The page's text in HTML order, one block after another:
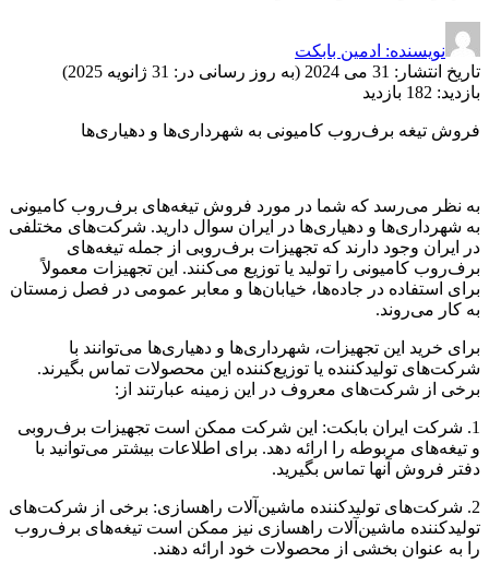
نویسنده: ادمین بابکت
تاریخ انتشار: 31 می 2024 (به روز رسانی در: 31 ژانویه 2025)
بازدید: 182 بازدید
فروش تیغه‌ برف‌روب کامیونی به شهرداری‌ها و دهیاری‌ها
به نظر می‌رسد که شما در مورد فروش تیغه‌های برف‌روب کامیونی
به شهرداری‌ها و دهیاری‌ها در ایران سوال دارید. شرکت‌های مختلفی
در ایران وجود دارند که تجهیزات برف‌روبی از جمله تیغه‌های
برف‌روب کامیونی را تولید یا توزیع می‌کنند. این تجهیزات معمولاً
برای استفاده در جاده‌ها، خیابان‌ها و معابر عمومی در فصل زمستان
به کار می‌روند.
برای خرید این تجهیزات، شهرداری‌ها و دهیاری‌ها می‌توانند با
شرکت‌های تولیدکننده یا توزیع‌کننده این محصولات تماس بگیرند.
برخی از شرکت‌های معروف در این زمینه عبارتند از:
1. شرکت ایران بابکت: این شرکت ممکن است تجهیزات برف‌روبی
و تیغه‌های مربوطه را ارائه دهد. برای اطلاعات بیشتر می‌توانید با
دفتر فروش آنها تماس بگیرید.
2. شرکت‌های تولیدکننده ماشین‌آلات راهسازی: برخی از شرکت‌های
تولیدکننده ماشین‌آلات راهسازی نیز ممکن است تیغه‌های برف‌روب
را به عنوان بخشی از محصولات خود ارائه دهند.